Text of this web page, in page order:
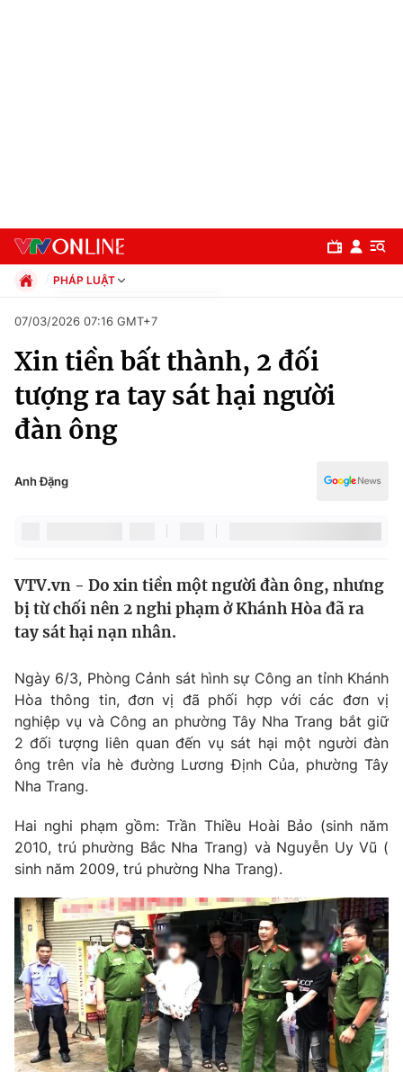
Chuyên mục
Chính trị
Thế giới
Thế giới đó đây
Câu chuyện quốc tế
Kinh tế
Tài chính
Thị trường
Góc doanh nghiệp
Dữ liệu và đời sống
Truyền hình
Hậu trường
Khán giả
Giải sao mai
Giải trí
Điện ảnh
Âm nhạc
Sao
Đời sống
Du lịch
Làm đẹp
Chất lượng cuộc sống
Giáo dục
Tuyển sinh
Học trực tuyến
Công nghệ
Hitech Công nghệ tương lai
Sản phẩm
Giao lưu trực tuyến
PHÁP LUẬT
Xã hội
Pháp luật
Thể thao
Truyền hình
Văn hóa - Giải trí
Đời sống
07/03/2026 07:16 GMT+7
Xin tiền bất thành, 2 đối
tượng ra tay sát hại người
đàn ông
Anh Đặng
VTV.vn - Do xin tiền một người đàn ông, nhưng
bị từ chối nên 2 nghi phạm ở Khánh Hòa đã ra
tay sát hại nạn nhân.
Ngày 6/3, Phòng Cảnh sát hình sự Công an tỉnh Khánh
Hòa thông tin, đơn vị đã phối hợp với các đơn vị
nghiệp vụ và Công an phường Tây Nha Trang bắt giữ
2 đối tượng liên quan đến vụ sát hại một người đàn
ông trên vỉa hè đường Lương Định Của, phường Tây
Nha Trang.
Hai nghi phạm gồm: Trần Thiều Hoài Bảo (sinh năm
2010, trú phường Bắc Nha Trang) và Nguyễn Uy Vũ (
sinh năm 2009, trú phường Nha Trang).